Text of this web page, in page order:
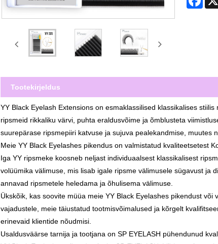
Tootekirjeldus
YY Black Eyelash Extensions on esmaklassilised klassikalises
ripsmeid rikkaliku värvi, puhta eraldusvõime ja õmblusteta
suurepärase ripsmepiiri katvuse ja sujuva pealekandmise, muutes
Meie YY Black Eyelashes pikendus on valmistatud kvaliteetsetest
Iga YY ripsmeke koosneb neljast individuaalsest klassikalisest
volüümika välimuse, mis lisab igale ripsme välimusele sügavust ja
annavad ripsmetele heledama ja õhulisema välimuse.
Ükskõik, kas soovite müüa meie YY Black Eyelashes pikendust
vajadustele, meie täiustatud tootmisvõimalused ja kõrgelt
erinevaid klientide nõudmisi.
Usaldusväärse tarnija ja tootjana on SP EYELASH pühendunud